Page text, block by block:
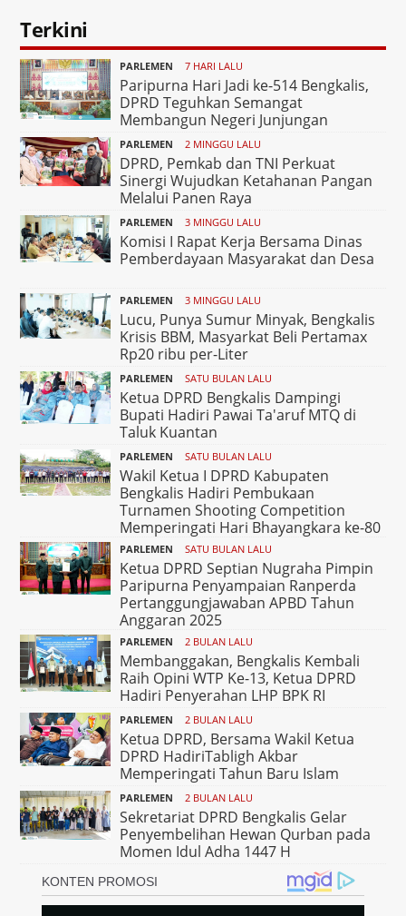
Terkini
PARLEMEN 7 HARI LALU
Paripurna Hari Jadi ke-514 Bengkalis,
DPRD Teguhkan Semangat
Membangun Negeri Junjungan
PARLEMEN 2 MINGGU LALU
DPRD, Pemkab dan TNI Perkuat
Sinergi Wujudkan Ketahanan Pangan
Melalui Panen Raya
PARLEMEN 3 MINGGU LALU
Komisi I Rapat Kerja Bersama Dinas
Pemberdayaan Masyarakat dan Desa
PARLEMEN 3 MINGGU LALU
Lucu, Punya Sumur Minyak, Bengkalis
Krisis BBM, Masyarkat Beli Pertamax
Rp20 ribu per-Liter
PARLEMEN SATU BULAN LALU
Ketua DPRD Bengkalis Dampingi
Bupati Hadiri Pawai Ta'aruf MTQ di
Taluk Kuantan
PARLEMEN SATU BULAN LALU
Wakil Ketua I DPRD Kabupaten
Bengkalis Hadiri Pembukaan
Turnamen Shooting Competition
Memperingati Hari Bhayangkara ke-80
PARLEMEN SATU BULAN LALU
Ketua DPRD Septian Nugraha Pimpin
Paripurna Penyampaian Ranperda
Pertanggungjawaban APBD Tahun
Anggaran 2025
PARLEMEN 2 BULAN LALU
Membanggakan, Bengkalis Kembali
Raih Opini WTP Ke-13, Ketua DPRD
Hadiri Penyerahan LHP BPK RI
PARLEMEN 2 BULAN LALU
Ketua DPRD, Bersama Wakil Ketua
DPRD HadiriTabligh Akbar
Memperingati Tahun Baru Islam
PARLEMEN 2 BULAN LALU
Sekretariat DPRD Bengkalis Gelar
Penyembelihan Hewan Qurban pada
Momen Idul Adha 1447 H